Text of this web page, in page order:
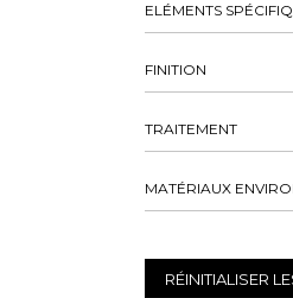
ELÉMENTS
FINITION
TRAITEMENT
MATÉRIAUX
RÉINITIALISER